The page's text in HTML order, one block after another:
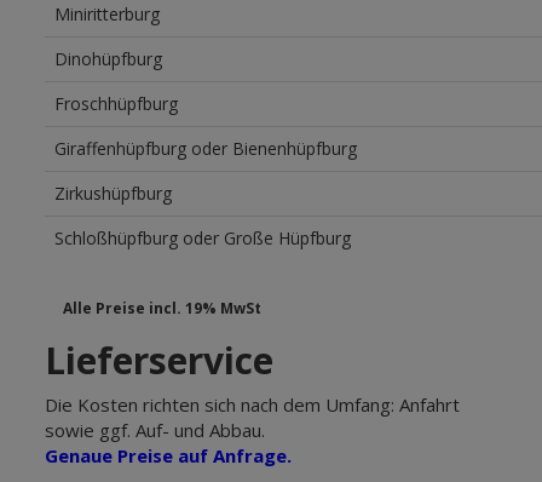
Miniritterburg
Dinohüpfburg
Froschhüpfburg
Giraffenhüpfburg oder Bienenhüpfburg
Zirkushüpfburg
Schloßhüpfburg oder Große Hüpfburg
Alle Preise incl. 19% MwSt
Lieferservice
Die Kosten richten sich nach dem Umfang: Anfahrt
sowie ggf. Auf- und Abbau.
Genaue Preise auf Anfrage.